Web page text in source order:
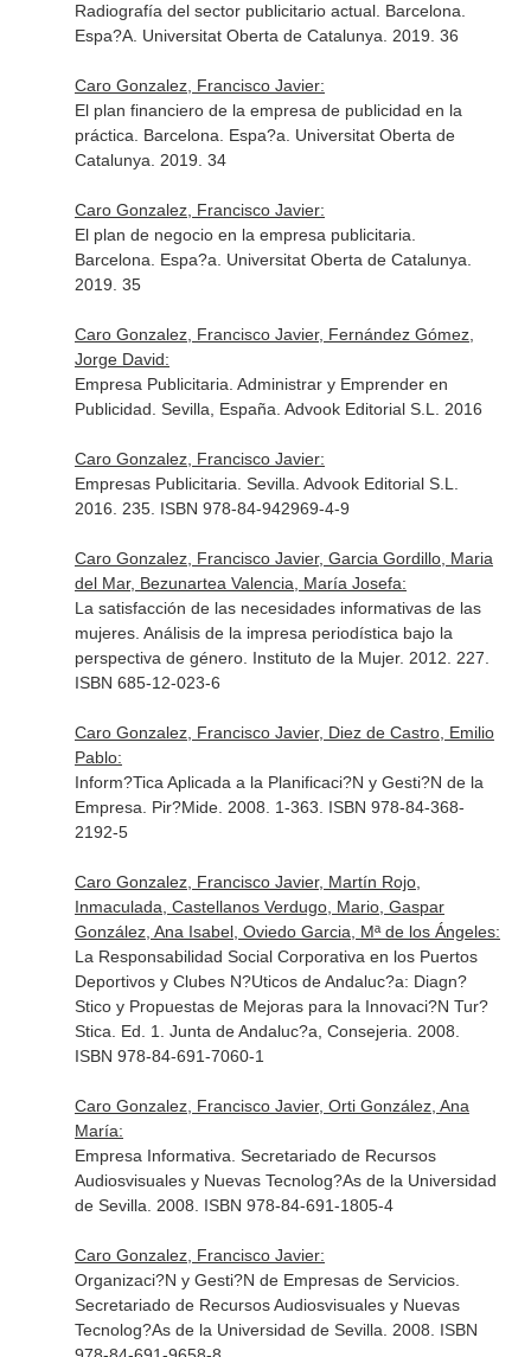
Radiografía del sector publicitario actual. Barcelona.
Espa?A. Universitat Oberta de Catalunya. 2019. 36
Caro Gonzalez, Francisco Javier:
El plan financiero de la empresa de publicidad en la
práctica. Barcelona. Espa?a. Universitat Oberta de
Catalunya. 2019. 34
Caro Gonzalez, Francisco Javier:
El plan de negocio en la empresa publicitaria.
Barcelona. Espa?a. Universitat Oberta de Catalunya.
2019. 35
Caro Gonzalez, Francisco Javier, Fernández Gómez,
Jorge David:
Empresa Publicitaria. Administrar y Emprender en
Publicidad. Sevilla, España. Advook Editorial S.L. 2016
Caro Gonzalez, Francisco Javier:
Empresas Publicitaria. Sevilla. Advook Editorial S.L.
2016. 235. ISBN 978-84-942969-4-9
Caro Gonzalez, Francisco Javier, Garcia Gordillo, Maria
del Mar, Bezunartea Valencia, María Josefa:
La satisfacción de las necesidades informativas de las
mujeres. Análisis de la impresa periodística bajo la
perspectiva de género. Instituto de la Mujer. 2012. 227.
ISBN 685-12-023-6
Caro Gonzalez, Francisco Javier, Diez de Castro, Emilio
Pablo:
Inform?Tica Aplicada a la Planificaci?N y Gesti?N de la
Empresa. Pir?Mide. 2008. 1-363. ISBN 978-84-368-
2192-5
Caro Gonzalez, Francisco Javier, Martín Rojo,
Inmaculada, Castellanos Verdugo, Mario, Gaspar
González, Ana Isabel, Oviedo Garcia, Mª de los Ángeles:
La Responsabilidad Social Corporativa en los Puertos
Deportivos y Clubes N?Uticos de Andaluc?a: Diagn?
Stico y Propuestas de Mejoras para la Innovaci?N Tur?
Stica. Ed. 1. Junta de Andaluc?a, Consejeria. 2008.
ISBN 978-84-691-7060-1
Caro Gonzalez, Francisco Javier, Orti González, Ana
María:
Empresa Informativa. Secretariado de Recursos
Audiosvisuales y Nuevas Tecnolog?As de la Universidad
de Sevilla. 2008. ISBN 978-84-691-1805-4
Caro Gonzalez, Francisco Javier:
Organizaci?N y Gesti?N de Empresas de Servicios.
Secretariado de Recursos Audiosvisuales y Nuevas
Tecnolog?As de la Universidad de Sevilla. 2008. ISBN